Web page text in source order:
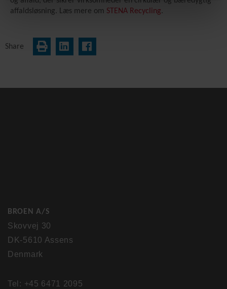
affaldsløsning. Læs mere om STENA Recycling.
Share
BROEN A/S
Skovvej 30
DK-5610 Assens
Denmark
Tel: +45 6471 2095